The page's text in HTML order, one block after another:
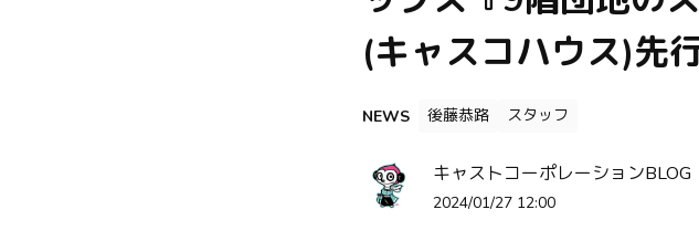
(キャスコハウス)先
NEWS 後藤恭路 スタッフ
キャストコーポレーションBLOG
2024/01/27 12:00